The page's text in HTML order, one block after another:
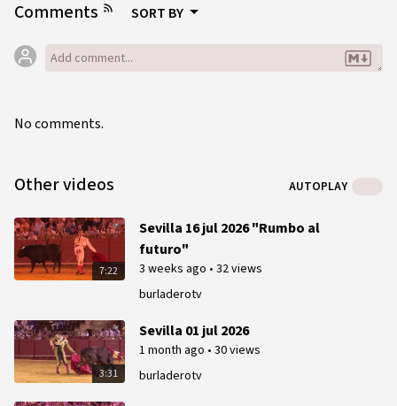
Comments SORT BY
No comments.
Other videos AUTOPLAY
7:22
burladerotv
Sevilla 16 jul 2026 "Rumbo al
futuro"
3 weeks ago • 32 views
3:31 burladerotv
Sevilla 01 jul 2026
1 month ago • 30 views